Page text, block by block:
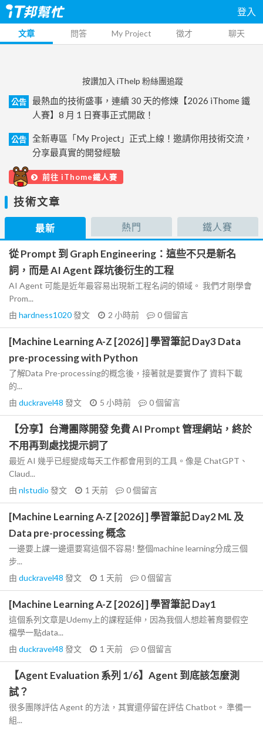
登入
文章 問答 My Project 徵才 聊天
按讚加入 iThelp 粉絲團追蹤
公告
最熱血的技術盛事，連續 30 天的修煉【2026 iThome 鐵
人賽】8 月 1 日賽事正式開啟！
公告
全新專區「My Project」正式上線！邀請你用技術交流，
分享最真實的開發經驗
前往 iThome鐵人賽
技術文章
最新 熱門 鐵人賽
從 Prompt 到 Graph Engineering：這些不只是新名
詞，而是 AI Agent 踩坑後衍生的工程
AI Agent 可能是近年最容易出現新工程名詞的領域。 我們才剛學會
Prom...
由 hardness1020發文 2 小時前 0個留言
[Machine Learning A-Z [2026] ] 學習筆記 Day3 Data
pre-processing with Python
了解Data Pre-processing的概念後，接著就是要實作了 資料下載
的...
由 duckravel48 發文 5 小時前 0個留言
【分享】台灣團隊開發 免費 AI Prompt 管理網站，終於
不用再到處找提示詞了
最近 AI 幾乎已經變成每天工作都會用到的工具。像是 ChatGPT、
Claud...
由 nlstudio 發文 1 天前 0個留言
[Machine Learning A-Z [2026] ] 學習筆記 Day2 ML 及
Data pre-processing 概念
一邊要上課一邊還要寫這個不容易! 整個machine learning分成三個
步...
由 duckravel48 發文 1 天前 0個留言
[Machine Learning A-Z [2026] ] 學習筆記 Day1
這個系列文章是Udemy上的課程延伸，因為我個人想趁著育嬰假空
檔學一點data...
由 duckravel48 發文 1 天前 0個留言
【Agent Evaluation 系列 1/6】Agent 到底該怎麼測
試？
很多團隊評估 Agent 的方法，其實還停留在評估 Chatbot。 準備一
組...